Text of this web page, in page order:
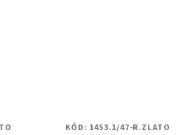
KÓD: 1453.1/47-R.ZLATO